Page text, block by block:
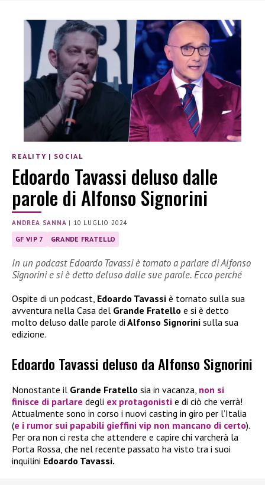
REALITY | SOCIAL
Edoardo Tavassi deluso dalle
parole di Alfonso Signorini
ANDREA SANNA | 10 LUGLIO 2024
GF VIP 7 GRANDE FRATELLO
In un podcast Edoardo Tavassi è tornato a parlare di Alfonso
Signorini e si è detto deluso dalle sue parole. Ecco perché
Ospite di un podcast, Edoardo Tavassi è tornato sulla sua
avventura nella Casa del Grande Fratello e si è detto
molto deluso dalle parole di Alfonso Signorini sulla sua
edizione.
Edoardo Tavassi deluso da Alfonso Signorini
Nonostante il Grande Fratello sia in vacanza, non si
finisce di parlare degli ex protagonisti e di ciò che verrà!
Attualmente sono in corso i nuovi casting in giro per l’Italia
(e i rumor sui papabili gieffini vip non mancano di certo).
Per ora non ci resta che attendere e capire chi varcherà la
Porta Rossa, che nel recente passato ha visto tra i suoi
inquilini Edoardo Tavassi.